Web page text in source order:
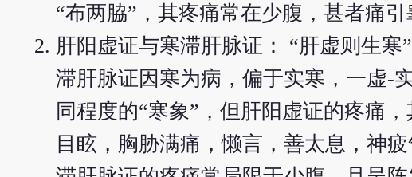
“布两脇”，其疼痛常在少腹，甚者痛
肝阳虚证与寒滞肝脉证： “肝虚则生
滞肝脉证因寒为病，偏于实寒，一虚-
同程度的“寒象”，但肝阳虚证的疼痛
目眩，胸胁满痛，懒言，善太息，神